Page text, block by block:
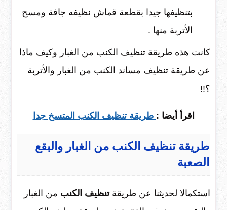
بتنظيفها جيدا بقطعة قماش نظيفه جافة ومسح
الأتربة منها .
كانت هذه طريقة تنظيف الكنب من الغبار وكيف ماذا
عن طريقة تنظيف مساند الكنب من الغبار والأتربة
؟!!
اقرأ أيضا : طريقة تنظيف الكنب المتسخ جدا
طريقة تنظيف الكنب من الغبار والبقع
الصعبة
استكمالا لحديثنا عن طريقة تنظيف الكنب من الغبار